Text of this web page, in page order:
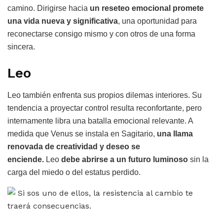
camino. Dirigirse hacia un reseteo emocional promete
una vida nueva y significativa, una oportunidad para
reconectarse consigo mismo y con otros de una forma
sincera.
Leo
Leo también enfrenta sus propios dilemas interiores. Su
tendencia a proyectar control resulta reconfortante, pero
internamente libra una batalla emocional relevante. A
medida que Venus se instala en Sagitario, una llama
renovada de creatividad y deseo se
enciende. Leo debe abrirse a un futuro luminoso sin la
carga del miedo o del estatus perdido.